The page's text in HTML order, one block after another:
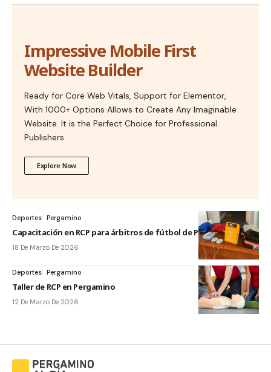
Impressive Mobile First
Website Builder
Ready for Core Web Vitals, Support for Elementor,
With 1000+ Options Allows to Create Any Imaginable
Website. It is the Perfect Choice for Professional
Publishers.
Explore Now
Deportes Pergamino
Capacitación en RCP para árbitros de fútbol de Pergamino
18 De Marzo De 2026
Deportes Pergamino
Taller de RCP en Pergamino
12 De Marzo De 2026